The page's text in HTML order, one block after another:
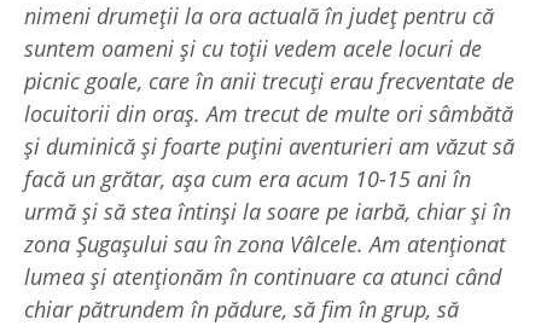
nimeni drumeții la ora actuală în județ pentru că
suntem oameni și cu toții vedem acele locuri de
picnic goale, care în anii trecuți erau frecventate de
locuitorii din oraș. Am trecut de multe ori sâmbătă
și duminică și foarte puțini aventurieri am văzut să
facă un grătar, așa cum era acum 10-15 ani în
urmă și să stea întinși la soare pe iarbă, chiar și în
zona Șugașului sau în zona Vâlcele. Am atenționat
lumea și atenționăm în continuare ca atunci când
chiar pătrundem în pădure, să fim în grup, să